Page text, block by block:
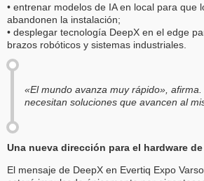
• entrenar modelos de IA en local para que
abandonen la instalación;
• desplegar tecnología DeepX en el edge
brazos robóticos y sistemas industriales.
«El mundo avanza muy rápido»,
necesitan soluciones que avancen al
Una nueva dirección para el hardware
El mensaje de DeepX en Evertiq Expo